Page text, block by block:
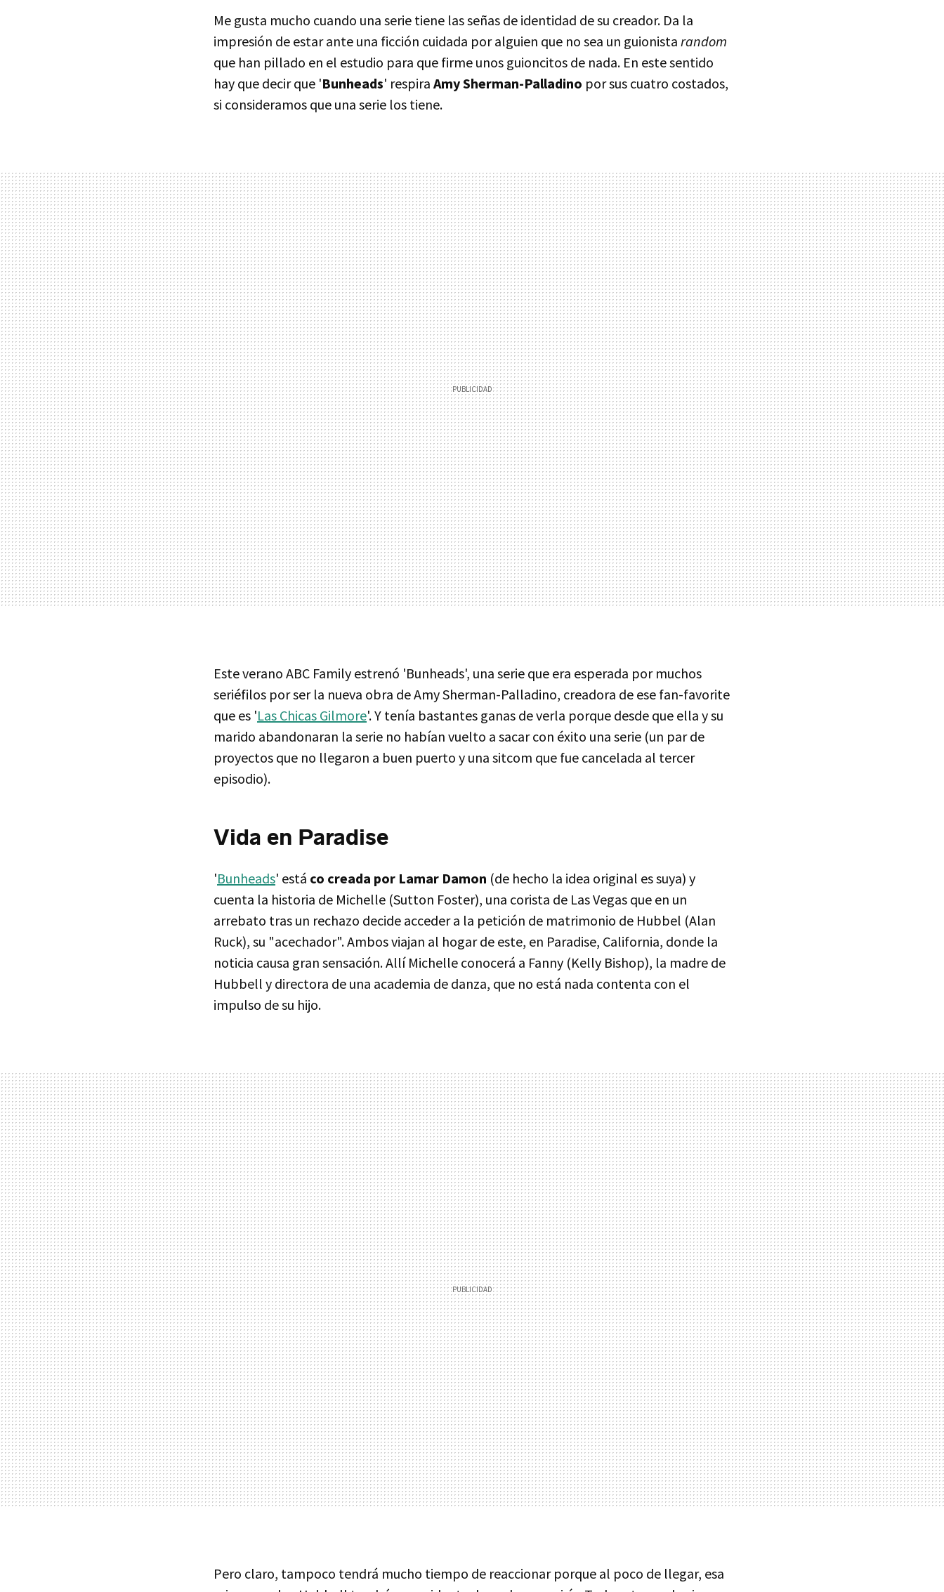
Me gusta mucho cuando una serie tiene las señas de identidad de su creador. Da la
impresión de estar ante una ficción cuidada por alguien que no sea un guionista random
que han pillado en el estudio para que firme unos guioncitos de nada. En este sentido
hay que decir que 'Bunheads' respira Amy Sherman-Palladino por sus cuatro costados,
si consideramos que una serie los tiene.
Este verano ABC Family estrenó 'Bunheads', una serie que era esperada por muchos
seriéfilos por ser la nueva obra de Amy Sherman-Palladino, creadora de ese fan-favorite
que es 'Las Chicas Gilmore'. Y tenía bastantes ganas de verla porque desde que ella y su
marido abandonaran la serie no habían vuelto a sacar con éxito una serie (un par de
proyectos que no llegaron a buen puerto y una sitcom que fue cancelada al tercer
episodio).
Vida en Paradise
'Bunheads' está co creada por Lamar Damon (de hecho la idea original es suya) y
cuenta la historia de Michelle (Sutton Foster), una corista de Las Vegas que en un
arrebato tras un rechazo decide acceder a la petición de matrimonio de Hubbel (Alan
Ruck), su "acechador". Ambos viajan al hogar de este, en Paradise, California, donde la
noticia causa gran sensación. Allí Michelle conocerá a Fanny (Kelly Bishop), la madre de
Hubbell y directora de una academia de danza, que no está nada contenta con el
impulso de su hijo.
Pero claro, tampoco tendrá mucho tiempo de reaccionar porque al poco de llegar, esa